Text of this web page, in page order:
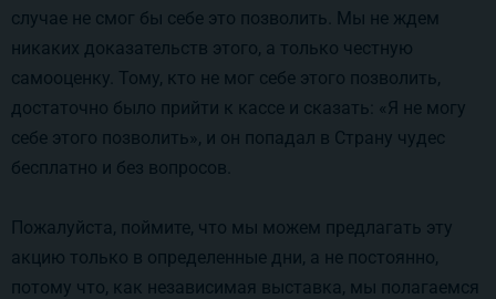
случае не смог бы себе это позволить. Мы не ждем
никаких доказательств этого, а только честную
самооценку. Тому, кто не мог себе этого позволить,
достаточно было прийти к кассе и сказать: «Я не могу
себе этого позволить», и он попадал в Страну чудес
бесплатно и без вопросов.
Пожалуйста, поймите, что мы можем предлагать эту
акцию только в определенные дни, а не постоянно,
потому что, как независимая выставка, мы полагаемся